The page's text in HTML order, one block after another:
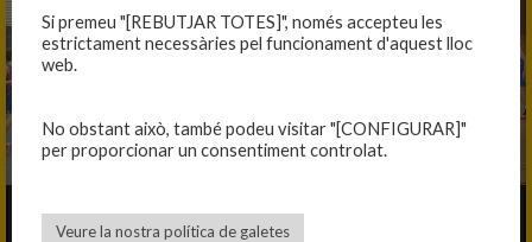
CORRECTIU GANXÒ
Si premeu "[REBUTJAR TOTES]", només accepteu les
estrictament necessàries pel funcionament d'aquest lloc
web.
No obstant això, també podeu visitar "[CONFIGURAR]"
per proporcionar un consentiment controlat.
Veure la nostra política de galetes